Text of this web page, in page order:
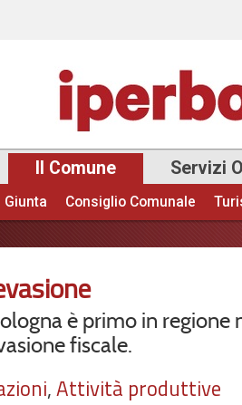
Il Comune Servizi
Giunta Consiglio Comunale
è primo in regione
fiscale.
,Attività produttive